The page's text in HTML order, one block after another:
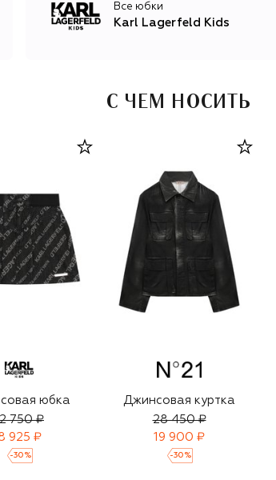
Все юбки
Karl Lagerfeld Kids
С ЧЕМ НОСИТЬ
юбка
750 ₽
925 ₽
-30 %
Джинсовая куртка
28 450 ₽
19 900 ₽
-30 %